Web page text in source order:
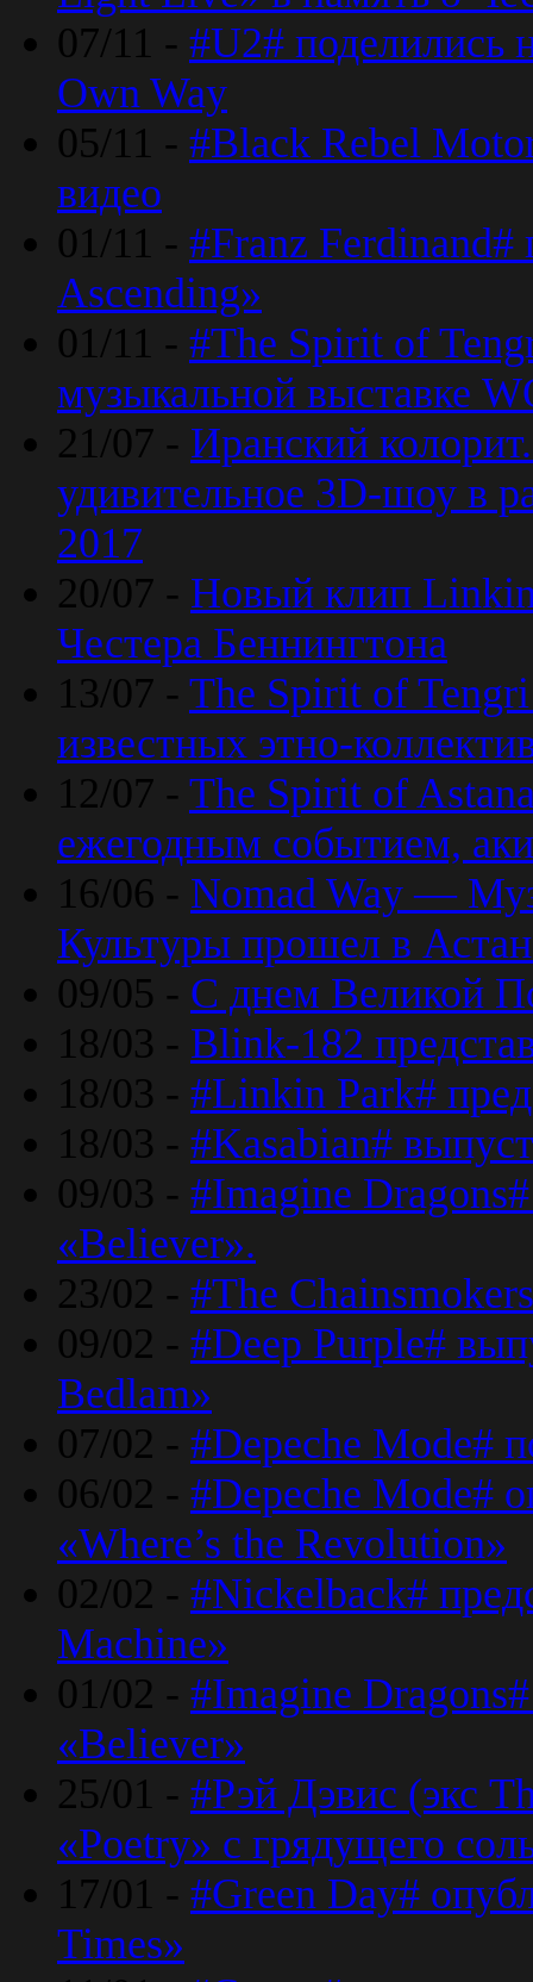
07/11 - #U2#
Own Way
05/11 - #Black Rebel
видео
01/11 - #Franz Ferdinand#
Ascending»
01/11 - #The Spirit of
музыкальной выставке
21/07 - Иранский
удивительное 3D-шоу в
2017
20/07 - Новый клип Linkin
Честера Беннингтона
13/07 - The Spirit of Tengri
известных этно-
12/07 - The Spirit of
ежегодным событием,
16/06 - Nomad Way —
Культуры прошел в
09/05 - С днем Великой
18/03 - Blink-182
18/03 - #Linkin Park#
18/03 - #Kasabian#
09/03 - #Imagine
«Believer».
23/02 - #The
09/02 - #Deep Purple#
Bedlam»
07/02 - #Depeche Mode#
06/02 - #Depeche Mode#
«Where’s the Revolution»
02/02 - #Nickelback#
Machine»
01/02 - #Imagine
«Believer»
25/01 - #Рэй Дэвис (экс
«Poetry» с грядущего
17/01 - #Green Day#
Times»